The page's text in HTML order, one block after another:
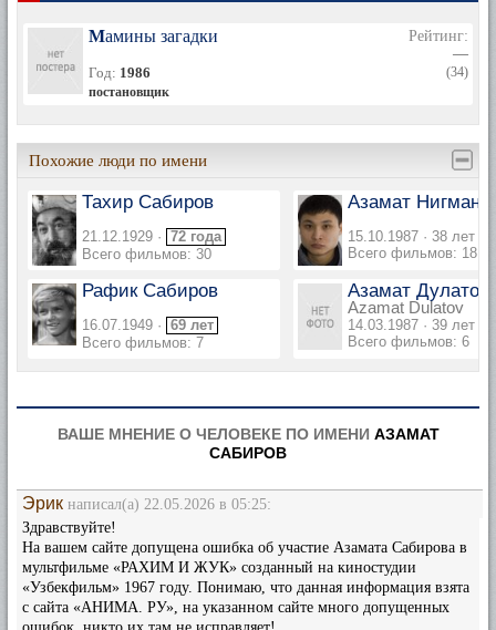
Мамины загадки
Год: 1986
постановщик
Рейтинг:
—
(34)
Похожие люди по имени
Тахир Сабиров
21.12.1929 · 72 года
Всего фильмов: 30
Азамат
15.10.1987 · 38 лет
Всего фильмов: 18
Рафик Сабиров
16.07.1949 · 69 лет
Всего фильмов: 7
Азамат Дулатов
Azamat Dulatov
14.03.1987 · 39 лет
Всего фильмов: 6
ВАШЕ МНЕНИЕ О ЧЕЛОВЕКЕ ПО ИМЕНИ АЗАМАТ
САБИРОВ
Эрик написал(а) 22.05.2026 в 05:25:
Здравствуйте!
На вашем сайте допущена ошибка об участие Азамата Сабирова в
мультфильме «РАХИМ И ЖУК» созданный на киностудии
«Узбекфильм» 1967 году. Понимаю, что данная информация взята
с сайта «АНИМА. РУ», на указанном сайте много допущенных